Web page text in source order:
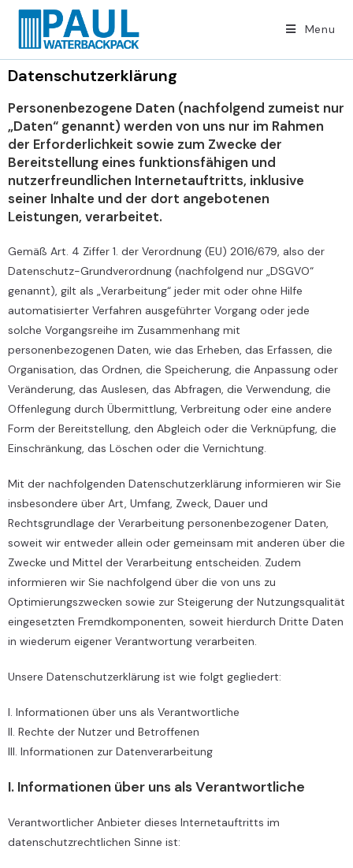
Menu
Datenschutzerklärung
Personenbezogene Daten (nachfolgend zumeist nur
„Daten“ genannt) werden von uns nur im Rahmen
der Erforderlichkeit sowie zum Zwecke der
Bereitstellung eines funktionsfähigen und
nutzerfreundlichen Internetauftritts, inklusive
seiner Inhalte und der dort angebotenen
Leistungen, verarbeitet.
Gemäß Art. 4 Ziffer 1. der Verordnung (EU) 2016/679, also der
Datenschutz-Grundverordnung (nachfolgend nur „DSGVO“
genannt), gilt als „Verarbeitung“ jeder mit oder ohne Hilfe
automatisierter Verfahren ausgeführter Vorgang oder jede
solche Vorgangsreihe im Zusammenhang mit
personenbezogenen Daten, wie das Erheben, das Erfassen, die
Organisation, das Ordnen, die Speicherung, die Anpassung oder
Veränderung, das Auslesen, das Abfragen, die Verwendung, die
Offenlegung durch Übermittlung, Verbreitung oder eine andere
Form der Bereitstellung, den Abgleich oder die Verknüpfung, die
Einschränkung, das Löschen oder die Vernichtung.
Mit der nachfolgenden Datenschutzerklärung informieren wir Sie
insbesondere über Art, Umfang, Zweck, Dauer und
Rechtsgrundlage der Verarbeitung personenbezogener Daten,
soweit wir entweder allein oder gemeinsam mit anderen über die
Zwecke und Mittel der Verarbeitung entscheiden. Zudem
informieren wir Sie nachfolgend über die von uns zu
Optimierungszwecken sowie zur Steigerung der Nutzungsqualität
eingesetzten Fremdkomponenten, soweit hierdurch Dritte Daten
in wiederum eigener Verantwortung verarbeiten.
Unsere Datenschutzerklärung ist wie folgt gegliedert:
I. Informationen über uns als Verantwortliche
II. Rechte der Nutzer und Betroffenen
III. Informationen zur Datenverarbeitung
I. Informationen über uns als Verantwortliche
Verantwortlicher Anbieter dieses Internetauftritts im
datenschutzrechtlichen Sinne ist: